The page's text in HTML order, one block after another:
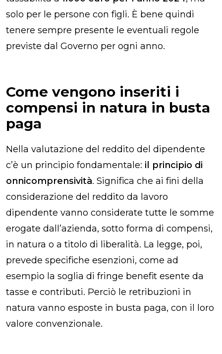
solo per le persone con figli. È bene quindi
tenere sempre presente le eventuali regole
previste dal Governo per ogni anno.
Come vengono inseriti i
compensi in natura in busta
paga
Nella valutazione del reddito del dipendente
c’è un principio fondamentale: il principio di
onnicomprensività. Significa che ai fini della
considerazione del reddito da lavoro
dipendente vanno considerate tutte le somme
erogate dall’azienda, sotto forma di compensi,
in natura o a titolo di liberalità. La legge, poi,
prevede specifiche esenzioni, come ad
esempio la soglia di fringe benefit esente da
tasse e contributi. Perciò le retribuzioni in
natura vanno esposte in busta paga, con il loro
valore convenzionale.